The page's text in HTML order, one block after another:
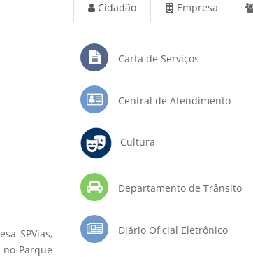
SPVias,
Parque
Cidadão Empresa
Carta de Serviços
Central de Atendimento
Cultura
Departamento de Trânsito
Diário Oficial Eletrônico